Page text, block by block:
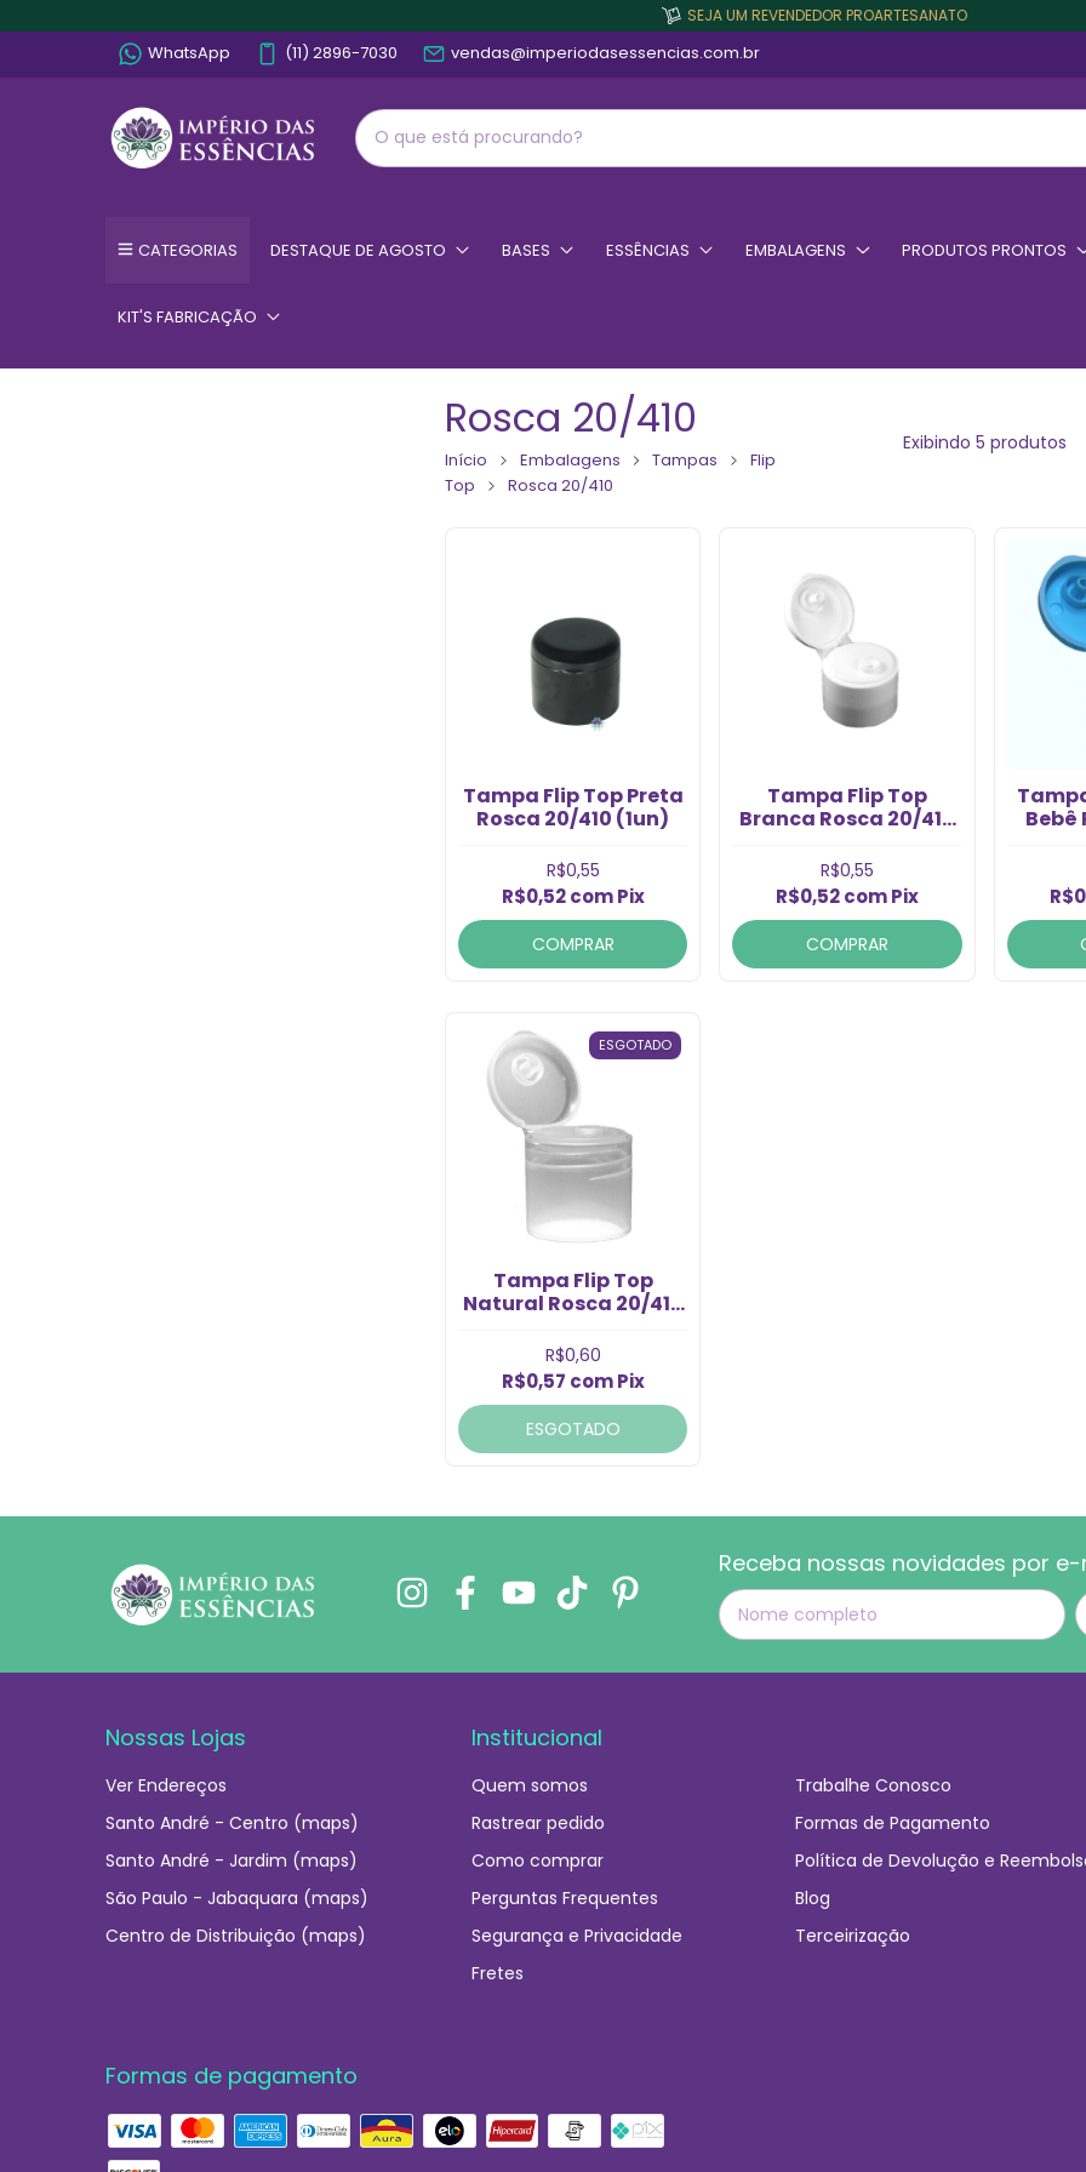
SEJA UM REVENDEDOR PROARTESANATO
WhatsApp (11) 2896-7030 vendas@imperiodasessencias.com.br
CATEGORIAS DESTAQUE DE AGOSTO BASES ESSÊNCIAS EMBALAGENS PRODUTOS PRONTOS
KIT'S FABRICAÇÃO
Rosca 20/410
Início Embalagens Tampas
Flip
Top
Rosca 20/410
Exibindo 5 produtos
Tampa Flip Top Preta
Rosca 20/410 (1un)
R$0,55
R$0,52com Pix
COMPRAR
Tampa Flip Top
Branca Rosca 20/410
R$0,55
R$0,52comPix
COMPRAR
Bebê
ESGOTADO
Tampa Flip Top
Natural Rosca 20/410
R$0,60
R$0,57 com Pix
ESGOTADO
Receba nossas novidades por
Nossas Lojas
Ver Endereços
Santo André - Centro (maps)
Santo André - Jardim (maps)
São Paulo - Jabaquara (maps)
Centro de Distribuição (maps)
Institucional
Quem somos
Rastrear pedido
Como comprar
Perguntas Frequentes
Segurança e Privacidade
Fretes
Trabalhe Conosco
Formas de Pagamento
Política de Devolução e
Blog
Terceirização
Formas de pagamento